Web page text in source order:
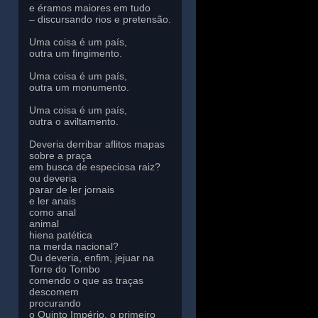
e éramos maiores em tudo
– discursando rios e pretensão.
Uma coisa é um país,
outra um fingimento.
Uma coisa é um país,
outra um monumento.
Uma coisa é um país,
outra o aviltamento.
Deveria derribar aflitos mapas
sobre a praça
em busca de especiosa raiz?
ou deveria
parar de ler jornais
e ler anais
como anal
animal
hiena patética
na merda nacional?
Ou deveria, enfim, jejuar na
Torre do Tombo
comendo o que as traças
descomem
procurando
o Quinto Império, o primeiro